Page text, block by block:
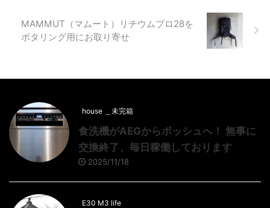
MAMMUT（マムート）リチウムプロ28を
ポタリング用にお取り寄せ
house ＿未完箱
食洗機がAEGからボッシュへ！ 無事に
交換終了、毎日稼働しております
2025/11/18
E30 M3 life